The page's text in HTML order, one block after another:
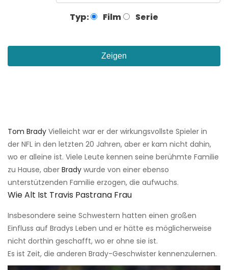
Typ: Film Serie
Zeigen
Tom Brady Vielleicht war er der wirkungsvollste Spieler in
der NFL in den letzten 20 Jahren, aber er kam nicht dahin,
wo er alleine ist. Viele Leute kennen seine berühmte Familie
zu Hause, aber Brady wurde von einer ebenso
unterstützenden Familie erzogen, die aufwuchs.
Wie Alt Ist Travis Pastrana Frau
Insbesondere seine Schwestern hatten einen großen
Einfluss auf Bradys Leben und er hätte es möglicherweise
nicht dorthin geschafft, wo er ohne sie ist.
Es ist Zeit, die anderen Brady-Geschwister kennenzulernen.